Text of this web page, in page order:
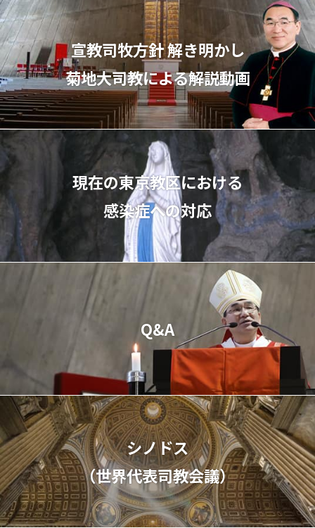
宣教司牧⽅針 解き明かし
菊地⼤司教による解説動画
現在の東京教区における
感染症への対応
Q&A
シノドス
（世界代表司教会議）